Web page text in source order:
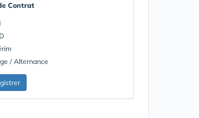
Contrat
/ Alternance